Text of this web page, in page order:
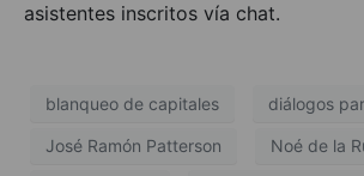
asistentes inscritos vía chat.
blanqueo de capitales diálogos
José Ramón Patterson Noé de la